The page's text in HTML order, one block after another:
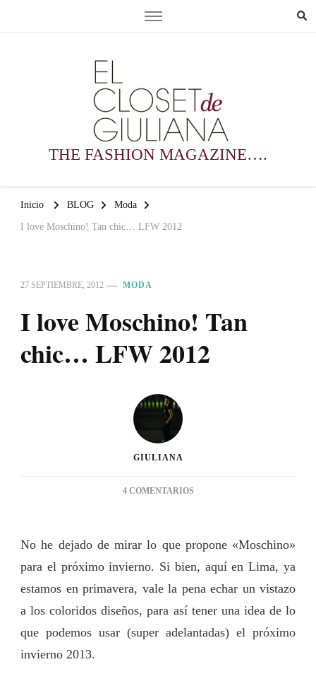
THE FASHION MAGAZINE….
Inicio BLOG Moda
I love Moschino! Tan chic… LFW 2012
27 SEPTIEMBRE, 2012 MODA
I love Moschino! Tan
chic… LFW 2012
GIULIANA
4 COMENTARIOSEN
TAN
CHIC…
2012
No he dejado de mirar lo que propone «Moschino»
para el próximo invierno. Si bien, aquí en Lima, ya
estamos en primavera, vale la pena echar un vistazo
a los coloridos diseños, para así tener una idea de lo
que podemos usar (super adelantadas) el próximo
invierno 2013.